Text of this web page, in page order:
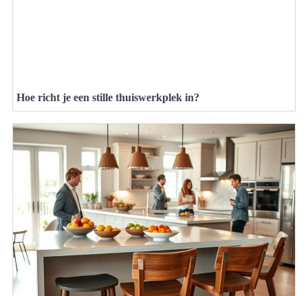
Hoe richt je een stille thuiswerkplek in?